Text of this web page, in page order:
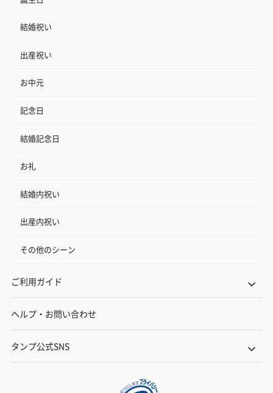
結婚祝い
出産祝い
お中元
記念日
結婚記念日
お礼
結婚内祝い
出産内祝い
その他のシーン
ご利用ガイド
ヘルプ・お問い合わせ
タンプ公式SNS